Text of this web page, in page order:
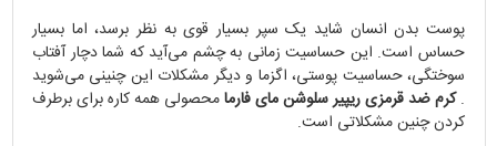
پوست بدن انسان شاید یک سپر بسیار قوی به نظر برسد، اما بسیار
حساس است. این حساسیت زمانی به چشم می‌آید که شما دچار آفتاب
سوختگی، حساسیت پوستی، اگزما و دیگر مشکلات این چنینی می‌شوید
.کرم ضد قرمزى ریپیر سلوشن ماى فارمامحصولی همه کاره برای برطرف
کردن چنین مشکلاتی است.